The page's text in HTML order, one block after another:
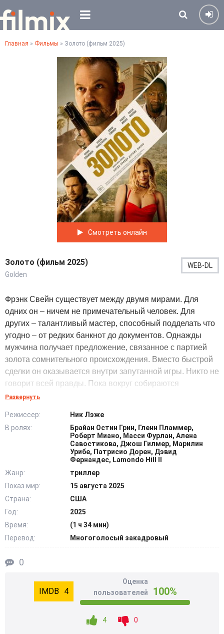
Главная » Фильмы » Золото (фильм 2025)
Смотреть онлайн
Золото (фильм 2025)
Golden
WEB-DL
Фрэнк Свейн существует между двумя мирами. Для
одних он – ничем не примечательный человек. Для
других – талантливый мастер, способный подделать что
угодно – от редких банкнот до документов. Однажды
мужчина получает предложение, связанное с партией
золота сомнительного происхождения. Вместо быстрой
сделки он оказывается внутри запутанной игры. Никто не
говорит всей правды. Пока вокруг собираются
криминальные посредники, коррумпированные дельцы и
Фрэнк пытается сохранить контроль. Ему приходится
одновременно скрываться от настойчивого детектива, и
разбираться с теми, кто рассчитывает использовать его.
Союзники меняют сторону, доверие быстро
стоить свободы или жизни. На фоне подпольных сделок,
дорогих отелей и полутемных складов герой все сильнее
запутывается в чужих интригах. Он пробует понять,
возможно ли вообще выйти из истории целым и
невредимым. @Filmix.fan
Развернуть
Режиссер:
Ник Лэже
В ролях:
Брайан Остин Грин, Гленн Пламмер,
Роберт Миано, Масси Фурлан, Алена
Савостикова, Джош Гилмер, Марилин
Урибе, Патрисио Дорен, Дэвид
Фернандес, Lamondo Hill II
Жанр:
триллер
Показ мир:
15 августа 2025
Страна:
США
Год:
2025
Время:
(1 ч 34 мин)
Перевод:
Многоголосый закадровый
0
4
Оценка
пользователей
100%
4 0